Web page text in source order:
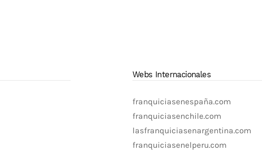
Webs Internacionales
franquiciasenespaña.com
franquiciasenchile.com
lasfranquiciasenargentina.com
franquiciasenelperu.com